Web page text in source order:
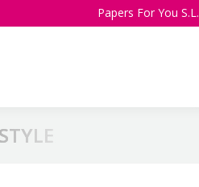
Papers For You S.L.